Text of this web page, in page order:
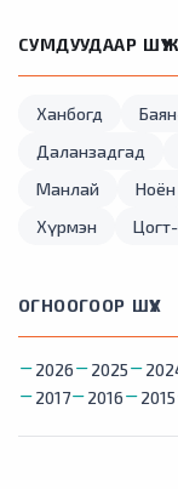
СУМДУУДААР ШҮҮЖ
Ханбогд
Даланзадгад
Манлай
Ноён
Хүрмэн
ОГНООГООР ШҮҮХ
2026 2025
2017
2016 2015